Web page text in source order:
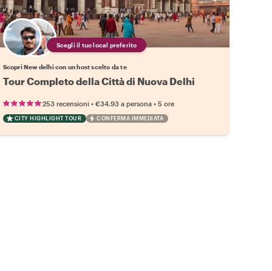
Scegli il tuo local preferito
Scopri New delhi con un host scelto da te
Tour Completo della Città di Nuova Delhi
253 recensioni• €34.93 a persona• 5 ore
CITY HIGHLIGHT TOUR CONFERMA IMMEDIATA